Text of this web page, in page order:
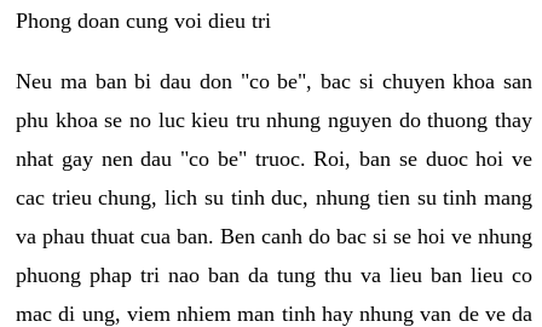
Phong doan cung voi dieu tri
Neu ma ban bi dau don "co be", bac si chuyen khoa san
phu khoa se no luc kieu tru nhung nguyen do thuong thay
nhat gay nen dau "co be" truoc. Roi, ban se duoc hoi ve
cac trieu chung, lich su tinh duc, nhung tien su tinh mang
va phau thuat cua ban. Ben canh do bac si se hoi ve nhung
phuong phap tri nao ban da tung thu va lieu ban lieu co
mac di ung, viem nhiem man tinh hay nhung van de ve da